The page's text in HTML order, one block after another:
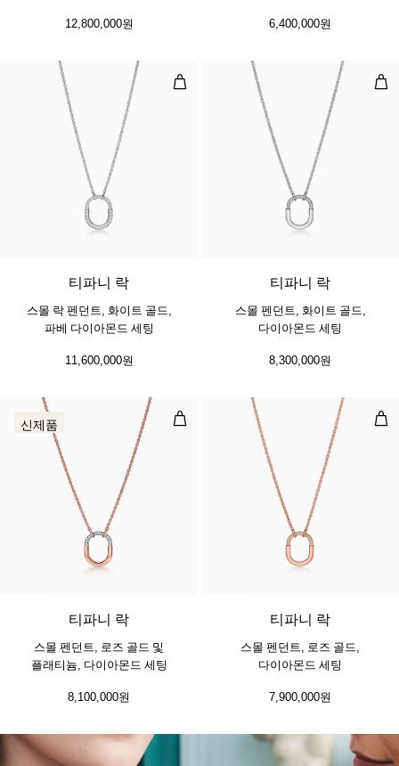
12,800,000원
6,400,000원
스몰 락 펜던트, 화이트 골드, 파베
3 소재
티파니 락
스몰 락 펜던트, 화이트 골드,
파베 다이아몬드 세팅
11,600,000원
스
티파니 락
스몰 펜던트, 화이트 골드,
다이아몬드 세팅
8,300,000원
스몰 펜던트, 로즈 골드 및 플래티늄
신제품
티파니 락
스몰 펜던트, 로즈 골드 및
플래티늄, 다이아몬드 세팅
8,100,000원
스
티파니 락
스몰 펜던트, 로즈 골드,
다이아몬드 세팅
7,900,000원